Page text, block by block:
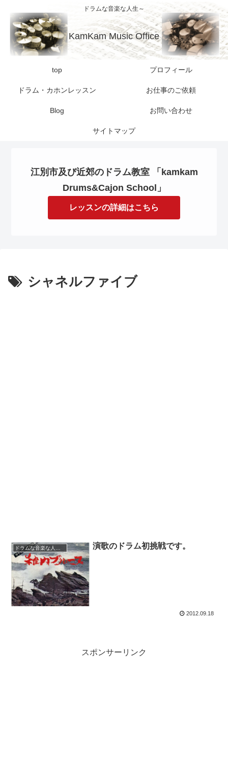
ドラムな音楽な人生～
KamKam Music Office
top プロフィール
ドラム・カホンレッスン お仕事のご依頼
Blog お問い合わせ
サイトマップ
江別市及び近郊のドラム教室 「kamkam
Drums&Cajon School」
レッスンの詳細はこちら
シャネルファイブ
ドラムな音楽な人生～ 演歌のドラム初挑戦です。
2012.09.18
スポンサーリンク